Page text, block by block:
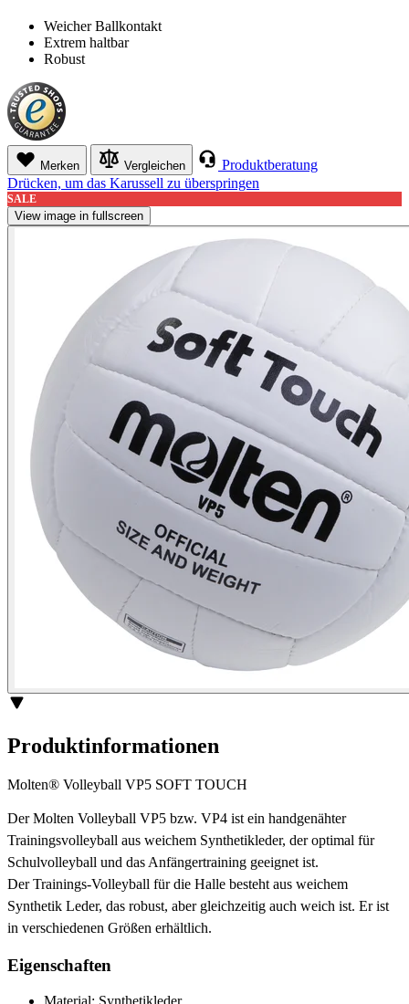
Weicher Ballkontakt
Extrem haltbar
Robust
Merken Vergleichen
Produktberatung
Drücken, um das Karussell zu überspringen
SALE
View image in fullscreen
Produktinformationen
Molten® Volleyball VP5 SOFT TOUCH
Der Molten Volleyball VP5 bzw. VP4 ist ein handgenähter
Trainingsvolleyball aus weichem Synthetikleder, der optimal für
Schulvolleyball und das Anfängertraining geeignet ist.
Der Trainings-Volleyball für die Halle besteht aus weichem
Synthetik Leder, das robust, aber gleichzeitig auch weich ist. Er ist
in verschiedenen Größen erhältlich.
Eigenschaften
Material: Synthetikleder